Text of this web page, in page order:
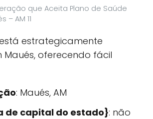
que Aceita Plano de Saúde
– AM 11
estrategicamente
oferecendo fácil
: Maués, AM
de capital do estado}: não